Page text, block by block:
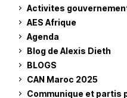
Activites
AES Afrique
Agenda
Blog de Alexis Dieth
BLOGS
CAN Maroc 2025
Communique et partis